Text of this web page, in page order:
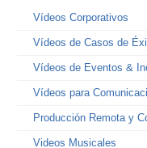
Vídeos Corporativos
Vídeos de Casos de
Vídeos de Eventos &
Vídeos para
Producción Remota y
Videos Musicales